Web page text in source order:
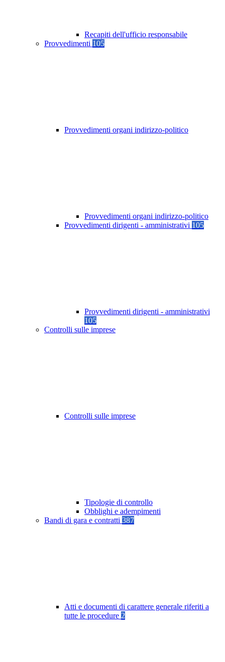
Recapiti dell'ufficio responsabile
Provvedimenti 105
Provvedimenti organi indirizzo-politico
Provvedimenti organi indirizzo-politico
Provvedimenti dirigenti - amministrativi 105
Provvedimenti dirigenti - amministrativi
105
Controlli sulle imprese
Controlli sulle imprese
Tipologie di controllo
Obblighi e adempimenti
Bandi di gara e contratti 387
Atti e documenti di carattere generale riferiti a
tutte le procedure 2